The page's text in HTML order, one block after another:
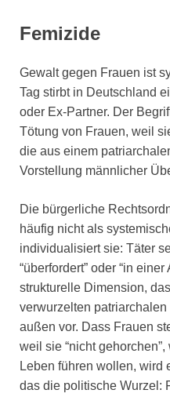
Femizide
Gewalt gegen Frauen ist
Tag stirbt in Deutschland
oder Ex-Partner. Der
Tötung von Frauen, weil
die aus einem
Vorstellung männlicher
Die bürgerliche
häufig nicht als
individualisiert sie: Täter
“überfordert” oder “in
strukturelle Dimension,
verwurzelten
außen vor. Dass Frauen
weil sie “nicht
Leben führen wollen, wird
das die politische Wurzel: